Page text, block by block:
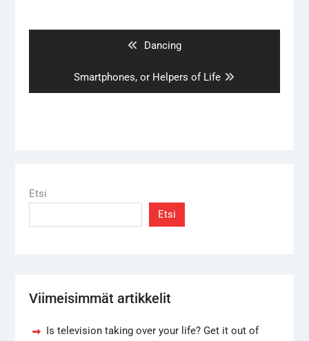
Previous
Dancing
Next
post:
Smartphones, or Helpers of Life
Etsi
Etsi
Viimeisimmät artikkelit
Is television taking over your life? Get it out of